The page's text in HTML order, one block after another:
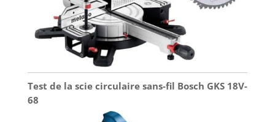
Test de la scie circulaire sans-fil Bosch GKS 18V-
68